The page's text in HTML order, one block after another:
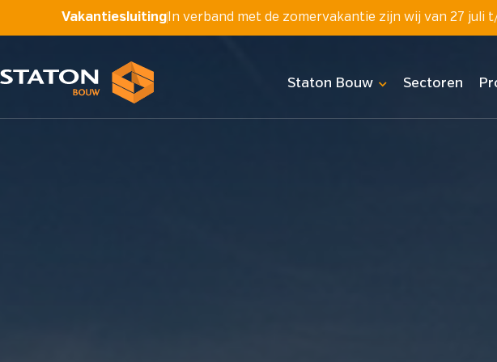
Vakantiesluiting In verband met de zomervakantie zijn wij van 27 juli
Staton Bouw Sectoren